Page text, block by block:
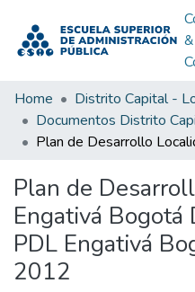
&
Home
Plan de
Engativá
PDL Engativá
2012